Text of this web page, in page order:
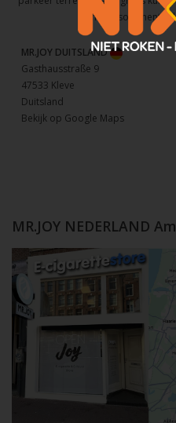
het assortiment
MR.JOY DUITSLAND
Gasthausstraße 9
47533 Kleve
Duitsland
Bekijk op Google Maps
MR.JOY NEDERLAND